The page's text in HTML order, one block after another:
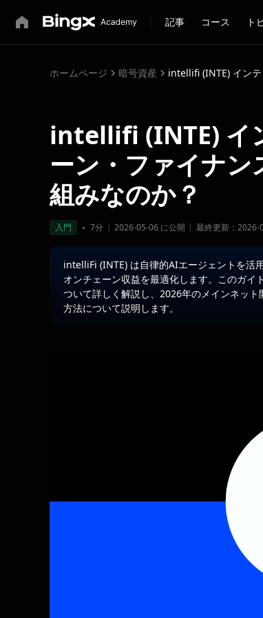
記事 コース ト
ホームページ 暗号資産 intellifi (INTE) インテ
intellifi (INTE) イ
ーン・ファイナン
組みなのか？
入門 7分 2026-05-06 に公開 最終更新：2026-
intelliFi (INTE) は自律的AIエージェントを活
オンチェーン収益を最適化します。このガイ
ついて詳しく解説し、2026年のメインネッ
方法について説明します。